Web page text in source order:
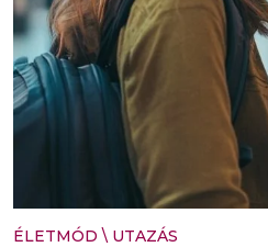
ÉLETMÓD \ UTAZÁS